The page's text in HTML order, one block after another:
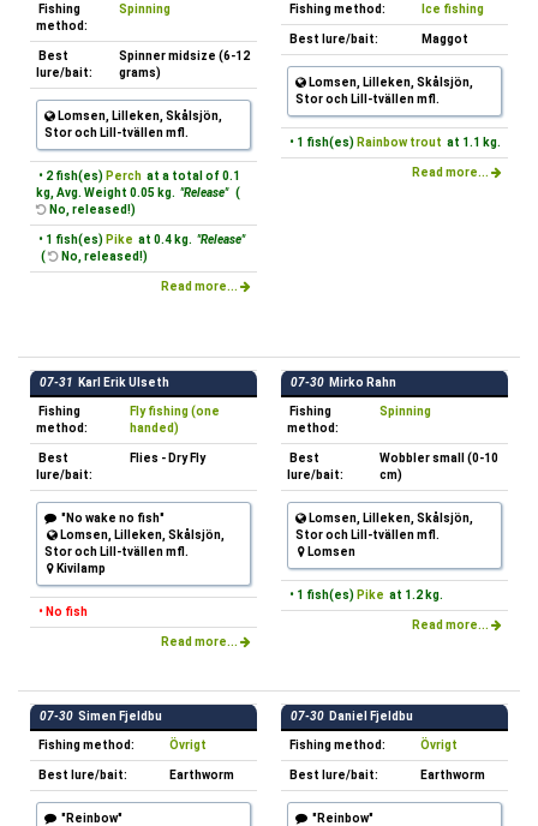
Fishing
method:
Spinning
Best
lure/bait:
Spinner midsize (6-12
grams)
Lomsen, Lilleken, Skålsjön,
Stor och Lill-tvällen mfl.
• 2 fish(es) Perch at a total of 0.1
kg, Avg. Weight 0.05 kg. "Release" (
No, released!)
• 1 fish(es) Pike at 0.4 kg. "Release"
(
No, released!)
Read more...
Fishing method: Ice fishing
Best lure/bait: Maggot
Lomsen, Lilleken, Skålsjön,
Stor och Lill-tvällen mfl.
• 1 fish(es) Rainbow trout at 1.1 kg.
Read more...
07-31 Karl Erik Ulseth
Fishing
method:
Fly fishing (one
handed)
Best
lure/bait:
Flies - Dry Fly
"No wake no fish"
Lomsen, Lilleken, Skålsjön,
Stor och Lill-tvällen mfl.
Kivilamp
• No fish
Read more...
07-30 Mirko Rahn
Fishing
method:
Spinning
Best
lure/bait:
Wobbler small (0-10
cm)
Lomsen, Lilleken, Skålsjön,
Stor och Lill-tvällen mfl.
Lomsen
• 1 fish(es) Pike at 1.2 kg.
Read more...
07-30 Simen Fjeldbu
Fishing method: Övrigt
Best lure/bait: Earthworm
"Reinbow"
07-30 Daniel Fjeldbu
Fishing method: Övrigt
Best lure/bait: Earthworm
"Reinbow"